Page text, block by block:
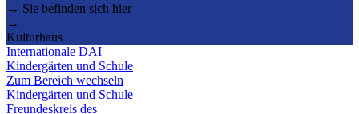
→ Sie befinden sich hier
→
Kulturhaus
Internationale DAI
Kindergärten und Schule
Zum Bereich wechseln
Kindergärten und Schule
Freundeskreis des